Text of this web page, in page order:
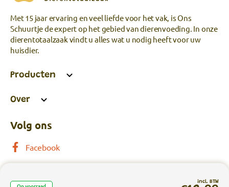
Op voorraad incl. BTW
Met 15 jaar ervaring en veel liefde voor het vak, is Ons
Schuurtje de expert op het gebied van dierenvoeding. In onze
dierentotaalzaak vindt u alles wat u nodig heeft voor uw
huisdier.
Producten
Over
Volg ons
Facebook